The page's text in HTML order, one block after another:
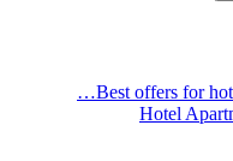
Best offers for
Hotel